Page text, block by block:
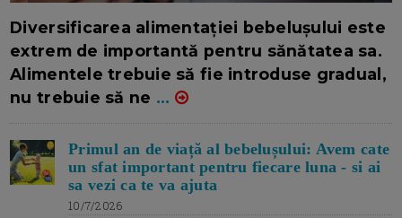
Diversificarea alimentației bebelușului este
extrem de importantă pentru sănătatea sa.
Alimentele trebuie să fie introduse gradual,
nu trebuie să ne ...
Primul an de viață al bebelușului: Avem cate
un sfat important pentru fiecare luna - si ai
sa vezi ca te va ajuta
10/7/2026